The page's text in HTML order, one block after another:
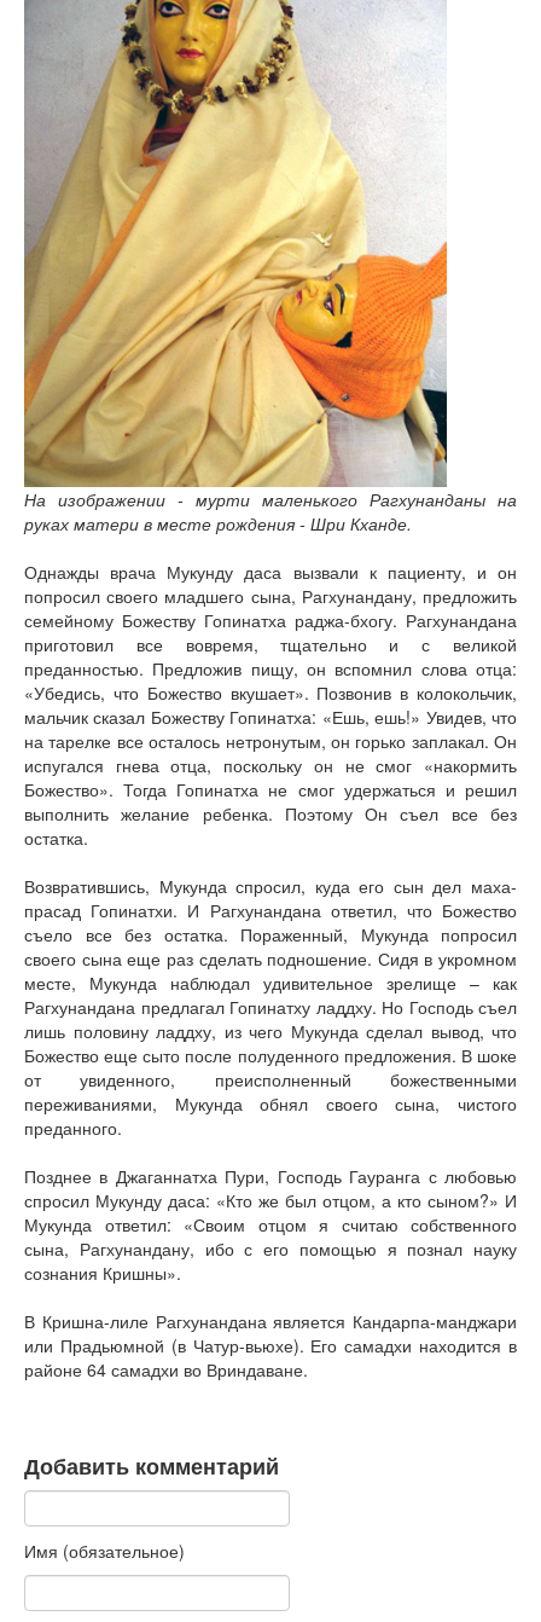
Книги
Контакты
Наши контакты
Помощь Швета Двипе
На изображении - мурти маленького Рагхунанданы на
руках матери в месте рождения - Шри Кханде.
Однажды врача Мукунду даса вызвали к пациенту, и он
попросил своего младшего сына, Рагхунандану, предложить
семейному Божеству Гопинатха раджа-бхогу. Рагхунандана
приготовил все вовремя, тщательно и с великой
преданностью. Предложив пищу, он вспомнил слова отца:
«Убедись, что Божество вкушает». Позвонив в колокольчик,
мальчик сказал Божеству Гопинатха: «Ешь, ешь!» Увидев, что
на тарелке все осталось нетронутым, он горько заплакал. Он
испугался гнева отца, поскольку он не смог «накормить
Божество». Тогда Гопинатха не смог удержаться и решил
выполнить желание ребенка. Поэтому Он съел все без
остатка.
Возвратившись, Мукунда спросил, куда его сын дел маха-
прасад Гопинатхи. И Рагхунандана ответил, что Божество
съело все без остатка. Пораженный, Мукунда попросил
своего сына еще раз сделать подношение. Сидя в укромном
месте, Мукунда наблюдал удивительное зрелище – как
Рагхунандана предлагал Гопинатху ладдху. Но Господь съел
лишь половину ладдху, из чего Мукунда сделал вывод, что
Божество еще сыто после полуденного предложения. В шоке
от увиденного, преисполненный божественными
переживаниями, Мукунда обнял своего сына, чистого
преданного.
Позднее в Джаганнатха Пури, Господь Гауранга с любовью
спросил Мукунду даса: «Кто же был отцом, а кто сыном?» И
Мукунда ответил: «Своим отцом я считаю собственного
сына, Рагхунандану, ибо с его помощью я познал науку
сознания Кришны».
В Кришна-лиле Рагхунандана является Кандарпа-манджари
или Прадьюмной (в Чатур-вьюхе). Его самадхи находится в
районе 64 самадхи во Вриндаване.
Добавить комментарий
Имя (обязательное)